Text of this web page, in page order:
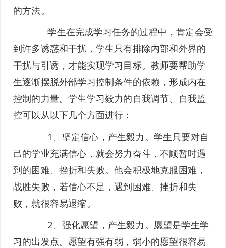
的方法。
学生在完成学习任务的过程中，肯定会受
到许多诱惑和干扰，学生只有排除内部和外界的
干扰与引诱，才能实现学习目标。教师要帮助学
生逐渐摆脱外部学习控制条件的依赖，形成内在
控制的力量。学生学习毅力的自我调节、自我监
控可以从以下几个方面进行：
1、坚定信心，产生毅力。学生只要对自
己的学业充满信心，就会努力奋斗，不顾暂时遇
到的困难、挫折和失败。他会积极地克服困难，
战胜失败，若信心不足，遇到困难、挫折和失
败，就很容易退缩。
2、强化愿望，产生毅力。愿望是学生学
习的出发点。愿望有强有弱，弱小的愿望很容易